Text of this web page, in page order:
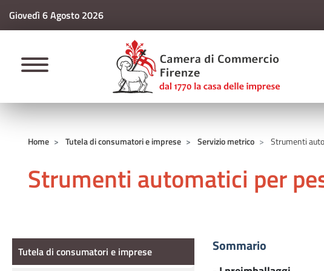
Giovedì 6 Agosto 2026
CAMERE DI
Home Tutela di consumatori e imprese Servizio metrico Strumenti
Strumenti automatici per
Sommario
Tutela di consumatori e imprese
Tutela di consumatori e imprese